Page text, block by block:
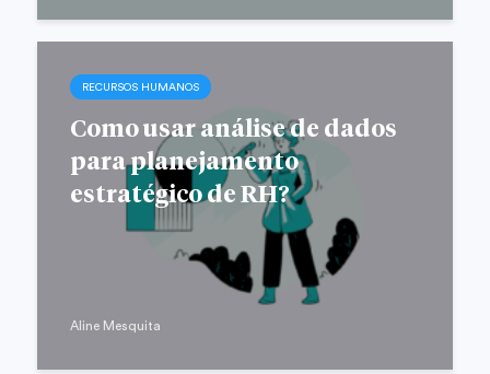
RECURSOS HUMANOS
Como usar análise de dados
para planejamento
estratégico de RH?
Aline Mesquita